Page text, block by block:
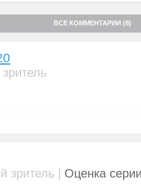
ВСЕ КОММЕНТАРИИ (8)
зритель | Оценка